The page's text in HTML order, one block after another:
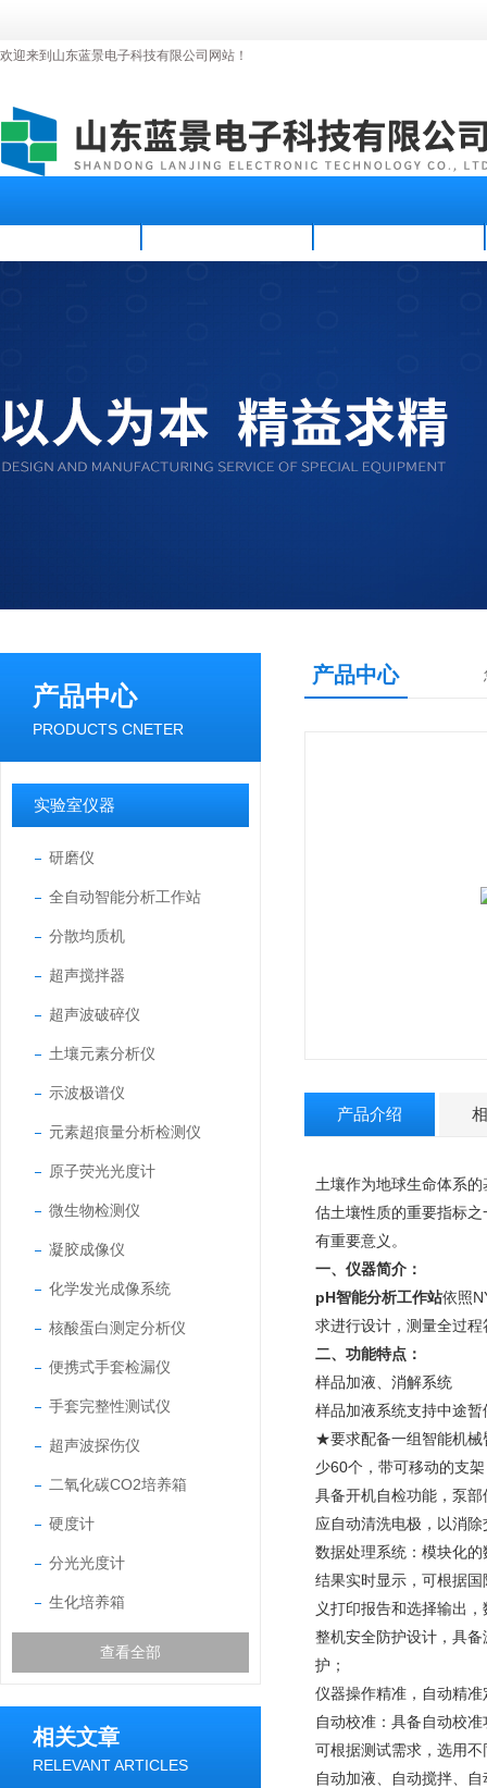
欢迎来到山东蓝景电子科技有限公司网站！
产品中心
PRODUCTS CNETER
实验室仪器
研磨仪
全自动智能分析工作站
分散均质机
超声搅拌器
超声波破碎仪
土壤元素分析仪
示波极谱仪
元素超痕量分析检测仪
原子荧光光度计
微生物检测仪
凝胶成像仪
化学发光成像系统
核酸蛋白测定分析仪
便携式手套检漏仪
手套完整性测试仪
超声波探伤仪
二氧化碳CO2培养箱
硬度计
分光光度计
生化培养箱
查看全部
相关文章
RELEVANT ARTICLES
产品中心
产品介绍
土壤作为地球生命体系
估土壤性质的重要指标
有重要意义。
一、仪器简介：
pH智能分析工作站依照
求进行设计，测量全过
二、功能特点：
样品加液、消解系统
样品加液系统支持中途
★要求配备一组智能机械
少60个，带可移动的支
具备开机自检功能，泵
应自动清洗电极，以消
数据处理系统：模块化
结果实时显示，可根据
义打印报告和选择输出
整机安全防护设计，具
护；
仪器操作精准，自动精
自动校准：具备自动校
可根据测试需求，选用
自动加液、自动搅拌、